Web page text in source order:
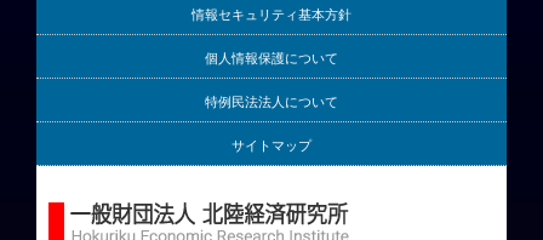
情報セキュリティ基本方針
個人情報保護について
特例民法法人について
サイトマップ